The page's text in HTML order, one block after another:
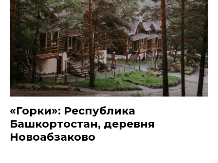
«Горки»: Республика
Башкортостан, деревня
Новоабзаково